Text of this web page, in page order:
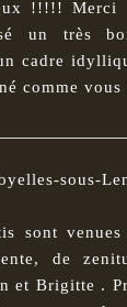
!!!!! Merci
un très
cadre
comme
sous-
sont venues
de
et Brigitte .